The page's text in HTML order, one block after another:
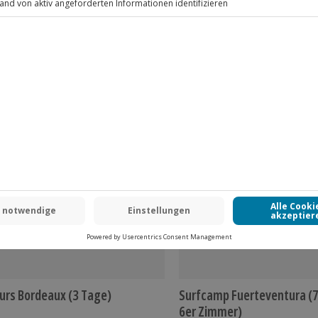
Schuhe
www.b2b.jochen-schweizer.de/
Bordeaux (3 Tage)
Surfcamp Fuerteventura
6er Zimmer)